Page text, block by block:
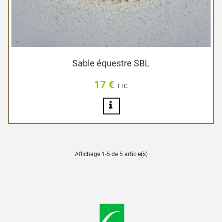
Sable équestre SBL
Prix
17 € TTC
Affichage 1-5 de 5 article(s)